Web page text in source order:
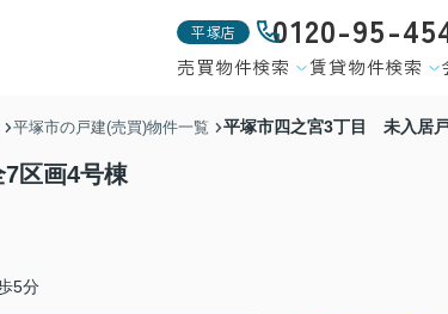
平塚店 0120-95-
売買物件検索 賃貸物件検索
平塚市の戸建(売買)物件一覧 平塚市四之宮3丁目 未入居
区画4号棟
5分